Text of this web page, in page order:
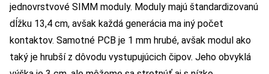
jednovrstvové SIMM moduly. Moduly majú štandardizovanú
dĺžku 13,4 cm, avšak každá generácia ma iný počet
kontaktov. Samotné PCB je 1 mm hrubé, avšak modul ako
taký je hrubší z dôvodu vystupujúcich čipov. Jeho obvyklá